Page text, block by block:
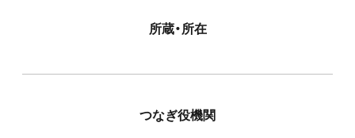
所蔵・所在
つなぎ役機関